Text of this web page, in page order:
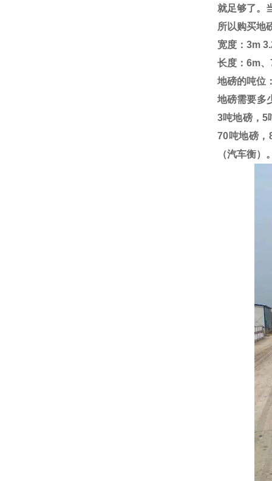
就足够了。
所以购买地
宽度： 3m
长度： 6m、
地磅的吨位
地磅需要多
3吨地磅， 5
70吨地磅，
（汽车衡